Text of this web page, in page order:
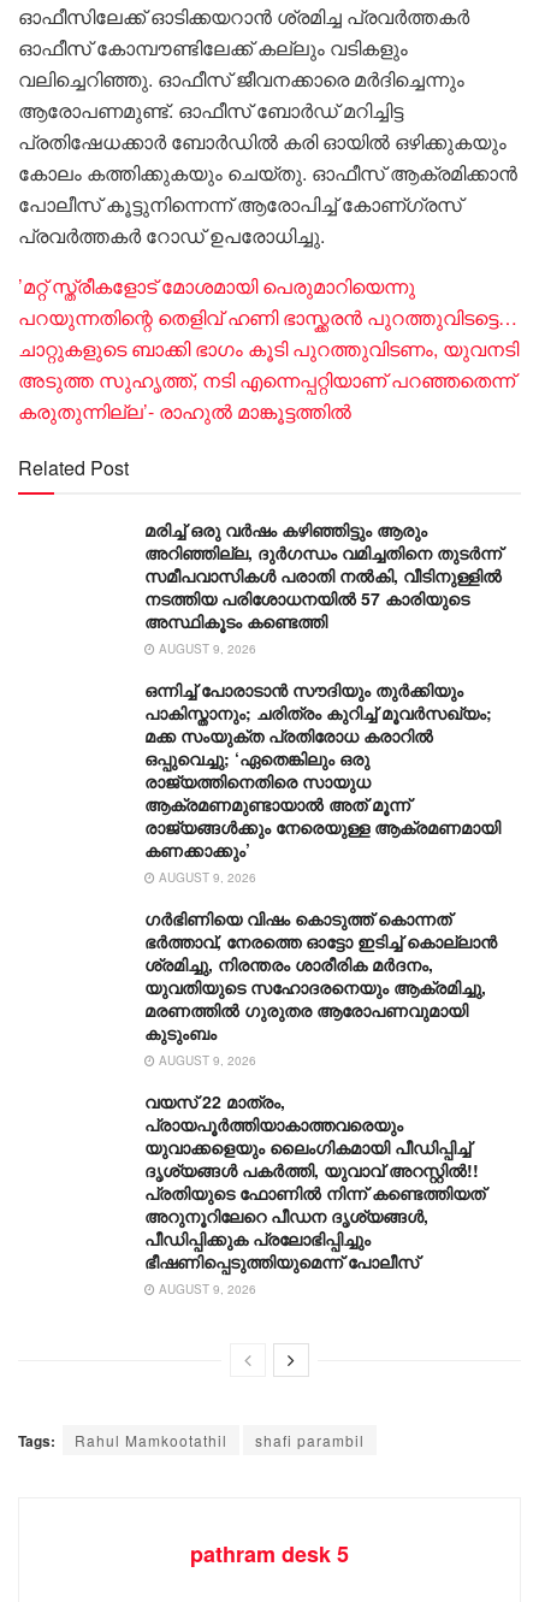
ഓഫീസിലേക്ക് ഓടിക്കയറാൻ ശ്രമിച്ച പ്രവർത്തകർ
ഓഫീസ് കോമ്പൗണ്ടിലേക്ക് കല്ലും വടികളും
വലിച്ചെറിഞ്ഞു. ഓഫീസ് ജീവനക്കാരെ മർദിച്ചെന്നും
ആരോപണമുണ്ട്. ഓഫീസ് ബോർഡ് മറിച്ചിട്ട
പ്രതിഷേധക്കാർ ബോർഡിൽ കരി ഓയിൽ ഒഴിക്കുകയും
കോലം കത്തിക്കുകയും ചെയ്തു. ഓഫീസ് ആക്രമിക്കാൻ
പോലീസ് കൂട്ടുനിന്നെന്ന് ആരോപിച്ച് കോണ്ഗ്രസ്
പ്രവർത്തകർ റോഡ് ഉപരോധിച്ചു.
‌‌‌’മറ്റ് സ്ത്രീകളോട് മോശമായി പെരുമാറിയെന്നു
പറയുന്നതിന്റെ തെളിവ് ഹണി ഭാസ്ക്കരൻ പുറത്തുവിടട്ടെ…
ചാറ്റുകളുടെ ബാക്കി ഭാഗം കൂടി പുറത്തുവിടണം, യുവനടി
അടുത്ത സുഹൃത്ത്, നടി എന്നെപ്പറ്റിയാണ് പറഞ്ഞതെന്ന്
കരുതുന്നില്ല’- രാഹുൽ മാങ്കൂട്ടത്തിൽ
Related Post
മരിച്ച് ഒരു വര്‍ഷം കഴിഞ്ഞിട്ടും ആരും
അറിഞ്ഞില്ല, ദുര്‍ഗന്ധം വമിച്ചതിനെ തുടര്‍ന്ന്
സമീപവാസികള്‍ പരാതി നല്‍കി, വീടിനുള്ളില്‍
നടത്തിയ പരിശോധനയില്‍ 57 കാരിയുടെ
അസ്ഥികൂടം കണ്ടെത്തി
AUGUST 9, 2026
ഒന്നിച്ച് പോരാടാൻ സൗദിയും തുർക്കിയും
പാകിസ്താനും; ചരിത്രം കുറിച്ച് മൂവർസഖ്യം;
മക്ക സംയുക്ത പ്രതിരോധ കരാറിൽ
ഒപ്പുവെച്ചു; ‘ഏതെങ്കിലും ഒരു
രാജ്യത്തിനെതിരെ സായുധ
ആക്രമണമുണ്ടായാൽ അത് മൂന്ന്
രാജ്യങ്ങൾക്കും നേരെയുള്ള ആക്രമണമായി
കണക്കാക്കും’
AUGUST 9, 2026
ഗര്‍ഭിണിയെ വിഷം കൊടുത്ത് കൊന്നത്
ഭര്‍ത്താവ്, നേരത്തെ ഓട്ടോ ഇടിച്ച് കൊല്ലാന്‍
ശ്രമിച്ചു, നിരന്തരം ശാരീരിക മര്‍ദനം,
യുവതിയുടെ സഹോദരനെയും ആക്രമിച്ചു,
മരണത്തില്‍ ഗുരുതര ആരോപണവുമായി
കുടുംബം
AUGUST 9, 2026
വയസ് 22 മാത്രം,
പ്രായപൂർത്തിയാകാത്തവരെയും
യുവാക്കളെയും ലൈംഗികമായി പീഡിപ്പിച്ച്
ദൃശ്യങ്ങൾ പകർത്തി, യുവാവ് അറസ്റ്റിൽ!!
പ്രതിയുടെ ഫോണിൽ നിന്ന് കണ്ടെത്തിയത്
അറുനൂറിലേറെ പീഡന ദൃശ്യങ്ങൾ,
പീഡിപ്പിക്കുക പ്രലോഭിപ്പിച്ചും
ഭീഷണിപ്പെടുത്തിയുമെന്ന് പോലീസ്
AUGUST 9, 2026
Tags: Rahul Mamkootathil shafi parambil
pathram desk 5